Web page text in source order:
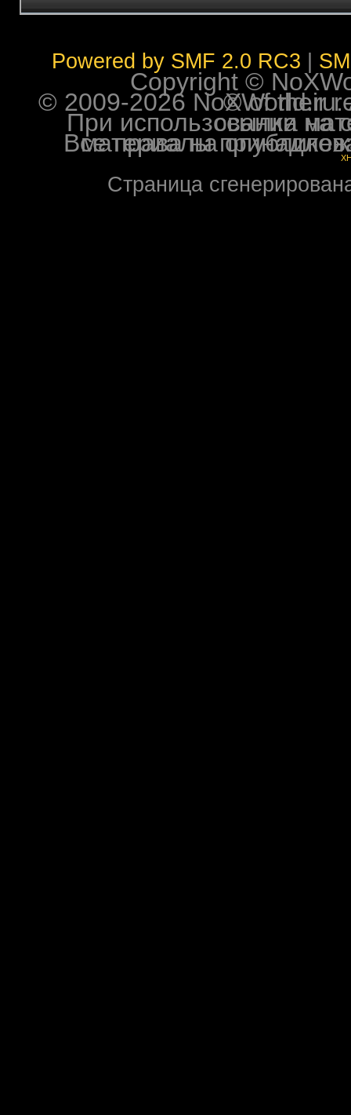
Powered by SMF 2.0 RC3
Copyright ©
© 2009-2026 NoXWorld.ru. All
При использовании
Все права на опубликованные на форуме
Страница